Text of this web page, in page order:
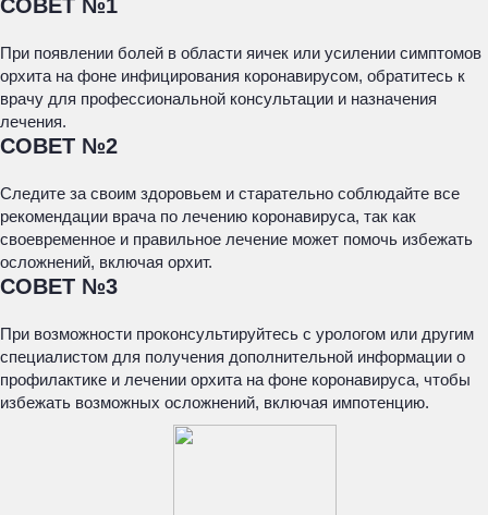
СОВЕТ №1
При появлении болей в области яичек или усилении симптомов
орхита на фоне инфицирования коронавирусом, обратитесь к
врачу для профессиональной консультации и назначения
лечения.
СОВЕТ №2
Следите за своим здоровьем и старательно соблюдайте все
рекомендации врача по лечению коронавируса, так как
своевременное и правильное лечение может помочь избежать
осложнений, включая орхит.
СОВЕТ №3
При возможности проконсультируйтесь с урологом или другим
специалистом для получения дополнительной информации о
профилактике и лечении орхита на фоне коронавируса, чтобы
избежать возможных осложнений, включая импотенцию.